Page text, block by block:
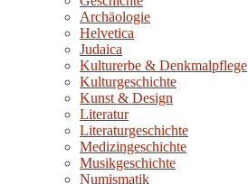
Archäologie
Helvetica
Judaica
Kulturerbe & Denkmalpflege
Kulturgeschichte
Kunst & Design
Literatur
Literaturgeschichte
Medizingeschichte
Musikgeschichte
Numismatik